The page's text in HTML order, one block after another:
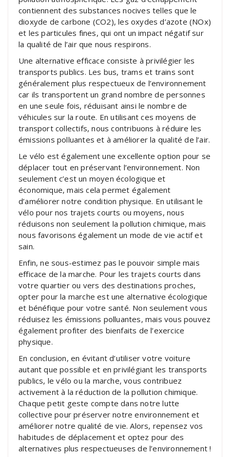
contiennent des substances nocives telles que le
dioxyde de carbone (CO2), les oxydes d’azote (NOx)
et les particules fines, qui ont un impact négatif sur
la qualité de l’air que nous respirons.
Une alternative efficace consiste à privilégier les
transports publics. Les bus, trams et trains sont
généralement plus respectueux de l’environnement
car ils transportent un grand nombre de personnes
en une seule fois, réduisant ainsi le nombre de
véhicules sur la route. En utilisant ces moyens de
transport collectifs, nous contribuons à réduire les
émissions polluantes et à améliorer la qualité de l’air.
Le vélo est également une excellente option pour se
déplacer tout en préservant l’environnement. Non
seulement c’est un moyen écologique et
économique, mais cela permet également
d’améliorer notre condition physique. En utilisant le
vélo pour nos trajets courts ou moyens, nous
réduisons non seulement la pollution chimique, mais
nous favorisons également un mode de vie actif et
sain.
Enfin, ne sous-estimez pas le pouvoir simple mais
efficace de la marche. Pour les trajets courts dans
votre quartier ou vers des destinations proches,
opter pour la marche est une alternative écologique
et bénéfique pour votre santé. Non seulement vous
réduisez les émissions polluantes, mais vous pouvez
également profiter des bienfaits de l’exercice
physique.
En conclusion, en évitant d’utiliser votre voiture
autant que possible et en privilégiant les transports
publics, le vélo ou la marche, vous contribuez
activement à la réduction de la pollution chimique.
Chaque petit geste compte dans notre lutte
collective pour préserver notre environnement et
améliorer notre qualité de vie. Alors, repensez vos
habitudes de déplacement et optez pour des
alternatives plus respectueuses de l’environnement !